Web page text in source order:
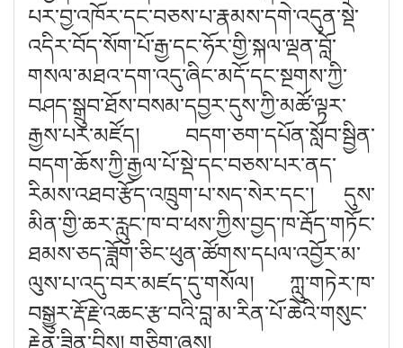
པར་བྱ་འཁོར་དང་བཅས་པ་རྣམས་དགེ་འདུན་སྡེ་
འདིར་བོད་སོག་པོ་རྒྱ་དང་ཧོར་གྱི་སྐལ་ལྡན་བློ་
གསལ་མཐའ་དག་འདུ་ཞིང་མདོ་དང་སྔགས་ཀྱི་
བཤད་སྒྲུབ་ཐོས་བསམ་དབྱར་དུས་ཀྱི་མཚོ་ལྟར་
རྒྱས་པར་མཛོད། བདག་ཅག་དཔོན་སློབ་སྦྱིན་
བདག་ཆོས་ཀྱི་རྒྱལ་པོ་སྡེ་དང་བཅས་པར་ནད་
རིམས་འཐབ་རྩོད་འཁྲུག་པ་སད་སེར་དང༌། དུས་
མིན་གྱི་ཆར་རླུང་ཁ་བ་ཕས་ཀྱིས་བྱད་ཁ་རྦོད་གཏོང་
ཐམས་ཅད་ཟློག་ཅིང་ཕུན་ཚོགས་དཔལ་འབྱོར་མ་
ལུས་པ་འདུ་བར་མཛད་དུ་གསོལ། ཀླུ་གཏེར་ཁ་
བསྒྱུར་རྡོ་རྗེ་འཆང་རྩ་བའི་བླ་མ་རིན་པོ་ཆེའི་གསུང་
རྗེན་ཟིན་བྲིས། གཅིག་ཞུས།